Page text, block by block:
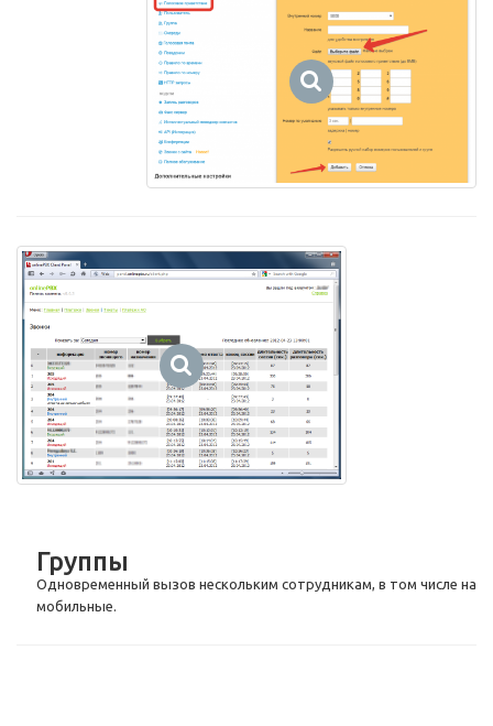
Группы
Одновременный вызов нескольким сотрудникам, в том числе на
мобильные.